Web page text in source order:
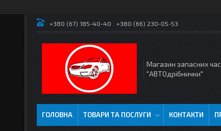
+380 (67) 185-40-40 +380 (66) 230-05-53
Магазин запасних
"АВТОдрібнички"
ГОЛОВНА ТОВАРИ ТА ПОСЛУГИ КОНТАКТИ